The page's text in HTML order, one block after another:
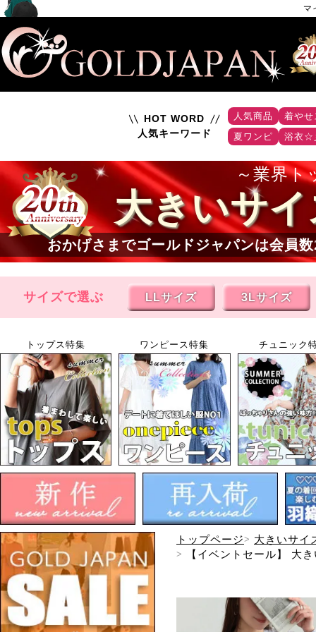
マ
HOT WORD
人気キーワード
人気商品
着やせ
夏ワンピ
浴衣☆
業界ト
大きいサ
おかげさまでゴールドジャパンは会員数
サイズで選ぶ LLサイズ 3Lサイズ
トップス特集 ワンピース特集 チュニック
トップページ
大きいサイ
【イベントセール】 大